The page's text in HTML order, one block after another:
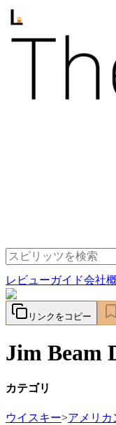
レビューガイド会社
リンクをコピー
Jim Beam
カテゴリ
ウイスキー>アメリカ